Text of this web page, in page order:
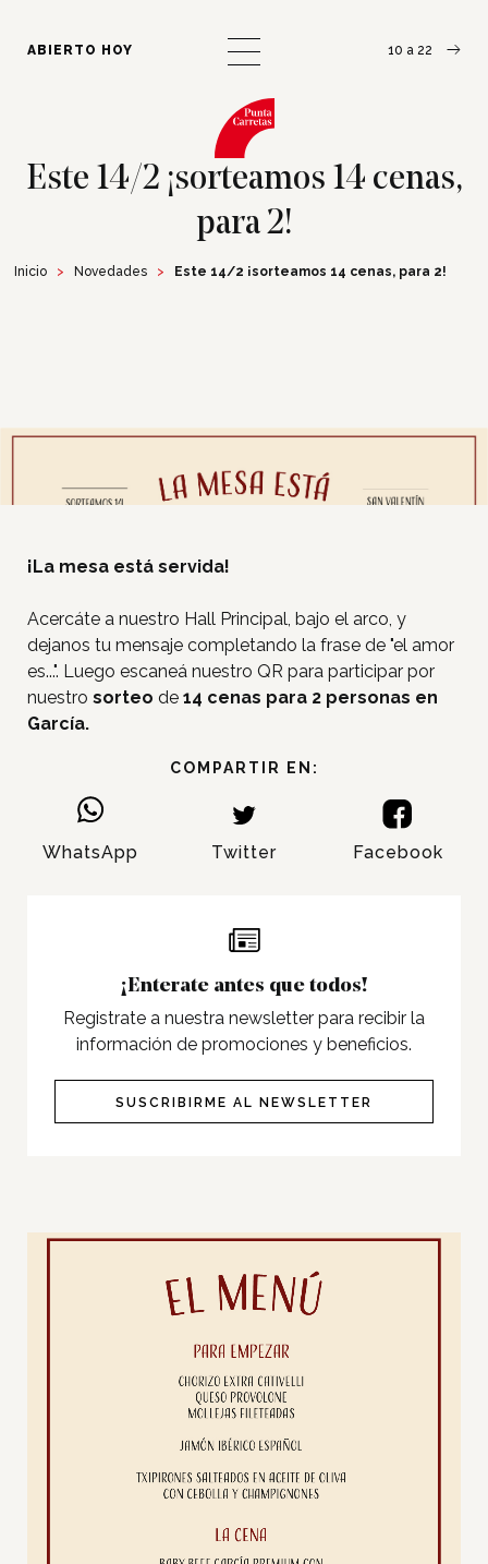
¿Cómo llegar? Escribinos
Tiendas
Novedades
Gift Cards y Colectivos
Programas
Cine
Pet Friendly
Servicios
Contacto
ABIERTO HOY 10 a 22
Inicio Novedades Este 14/2 ¡sorteamos 14 cenas, para 2!
Este 14/2 ¡sorteamos 14 cenas,
para 2!
¡La mesa está servida!
Acercáte a nuestro Hall Principal, bajo el arco, y
dejanos tu mensaje completando la frase de "el amor
es...". Luego escaneá nuestro QR para participar por
nuestro sorteo de 14 cenas para 2 personas en
García.
¡Enterate antes que todos!
Registrate a nuestra newsletter para recibir la
información de promociones y beneficios.
SUSCRIBIRME AL NEWSLETTER
COMPARTIR EN:
WhatsApp Twitter Facebook